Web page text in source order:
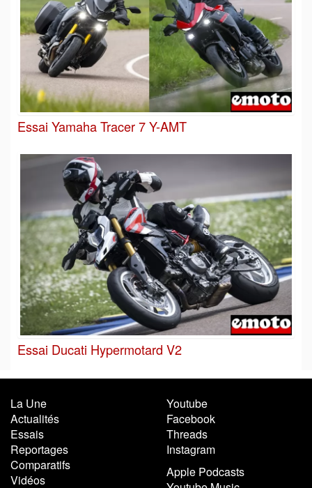
Essai Yamaha Tracer 7 Y-AMT
Essai Ducati Hypermotard V2
La Une
Actualités
Essais
Reportages
Comparatifs
Vidéos
Youtube
Facebook
Threads
Instagram
Apple Podcasts